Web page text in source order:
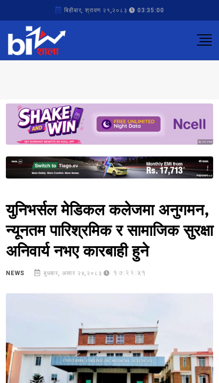
बिहीबार, श्रावण २१,२०८३ 03:35:00
Sponsored
Sponsored
युनिभर्सल मेडिकल कलेजमा अनुगमन,
न्यूनतम पारिश्रमिक र सामाजिक सुरक्षा
अनिवार्य नभए कारबाही हुने
NEWS बुधबार, असार २४,२०८३ 17:22:51